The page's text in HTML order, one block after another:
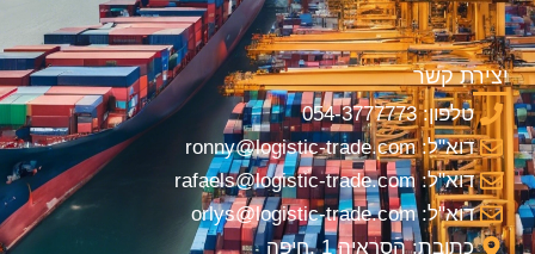
יצירת קשר
טלפון: 054-3777773
דוא"ל: ronny@logistic-trade.com
דוא"ל: rafaels@logistic-trade.com
דוא"ל: orlys@logistic-trade.com
כתובת: הסראיה 1 ,חיפה